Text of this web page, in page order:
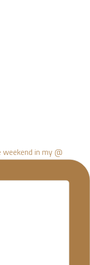
in my @